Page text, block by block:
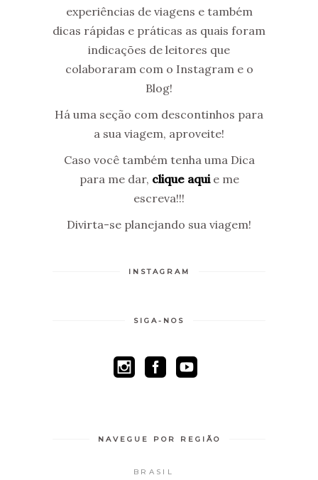
experiências de viagens e também
dicas rápidas e práticas as quais foram
indicações de leitores que
colaboraram com o Instagram e o
Blog!
Há uma seção com descontinhos para
a sua viagem, aproveite!
Caso você também tenha uma Dica
para me dar, clique aquie me
escreva!!!
Divirta-se planejando sua viagem!
INSTAGRAM
SIGA-NOS
NAVEGUE POR REGIÃO
BRASIL